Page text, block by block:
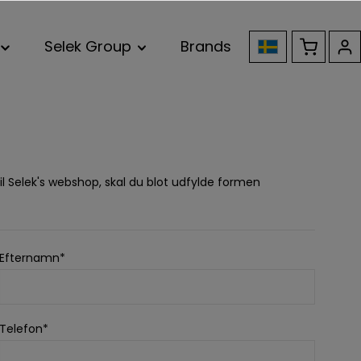
Selek Group Brands
Selek's webshop, skal du blot udfylde formen
Efternamn*
Telefon*